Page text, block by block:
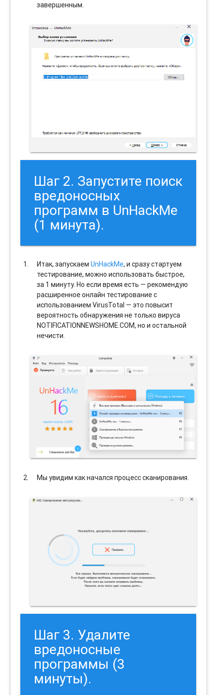
завершенным.
Шаг 2. Запустите поиск
вредоносных
программ в UnHackMe
(1 минута).
Итак, запускаемUnHackMe, и сразу стартуем
тестирование, можно использовать быстрое,
за 1 минуту. Но если время есть — рекомендую
расширенное онлайн тестирование с
использованием VirusTotal — это повысит
вероятность обнаружения не только вируса
NOTIFICATIONNEWSHOME.COM, но и остальной
нечисти.
Мы увидим как начался процесс сканирования.
Шаг 3. Удалите
вредоносные
программы (3
минуты).